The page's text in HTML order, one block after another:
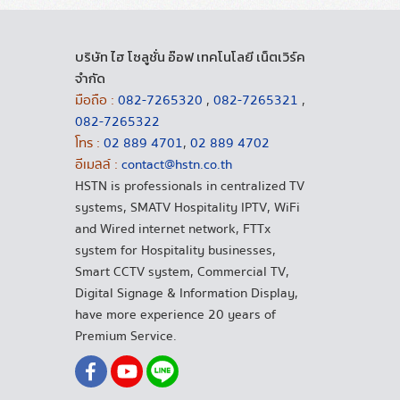
บริษัท ไฮ โซลูชั่น อ๊อฟ เทคโนโลยี เน็ตเวิร์ค
จำกัด
มือถือ : 082-7265320 , 082-7265321 ,
082-7265322
โทร : 02 889 4701, 02 889 4702
อีเมลล์ : contact@hstn.co.th
HSTN is professionals in centralized TV
systems, SMATV Hospitality IPTV, WiFi
and Wired internet network, FTTx
system for Hospitality businesses,
Smart CCTV system, Commercial TV,
Digital Signage & Information Display,
have more experience 20 years of
Premium Service.